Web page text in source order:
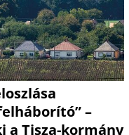
–
a Tisza-kormány